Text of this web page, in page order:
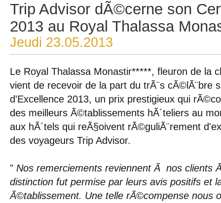
Trip Advisor dÃ©cerne son
2013 au Royal Thalassa
Jeudi 23.05.2013
Le Royal Thalassa Monastir*****, fleuron de la
vient de recevoir de la part du trÃ¨s cÃ©lÃ¨bre
d'Excellence 2013, un prix prestigieux qui
des meilleurs Ã©tablissements hÃ´teliers au
aux hÃ´tels qui reÃ§oivent rÃ©guliÃ¨rement
des voyageurs Trip Advisor.
" Nos remerciements reviennent Ã nos clients
distinction fut permise par leurs avis positifs et
Ã©tablissement. Une telle rÃ©compense nous